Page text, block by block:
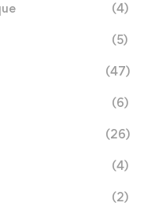
(4)
(5)
(47)
(6)
(26)
(4)
(2)